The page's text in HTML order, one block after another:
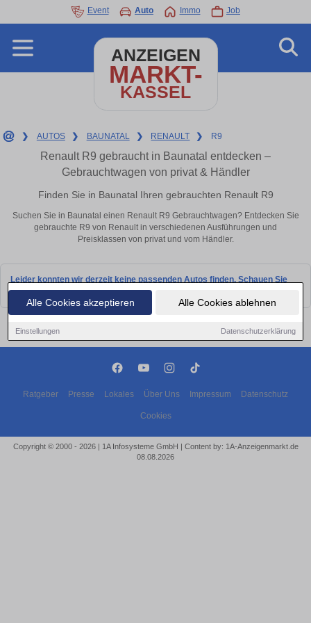
Alle Cookies akzeptieren Alle Cookies ablehnen
Einstellungen Datenschutzerklärung
Event Auto Immo Job
ANZEIGEN
MARKT-
KASSEL
❯ AUTOS ❯ BAUNATAL ❯ RENAULT ❯ R9
Renault R9 gebraucht in Baunatal entdecken –
Gebrauchtwagen von privat & Händler
Finden Sie in Baunatal Ihren gebrauchten Renault R9
Suchen Sie in Baunatal einen Renault R9 Gebrauchtwagen? Entdecken Sie
gebrauchte R9 von Renault in verschiedenen Ausführungen und
Preisklassen von privat und vom Händler.
Leider konnten wir derzeit keine passenden Autos finden. Schauen Sie
bald wieder vorbei!
Ratgeber Presse Lokales Über Uns Impressum Datenschutz
Cookies
Copyright © 2000 - 2026 | 1A Infosysteme GmbH | Content by: 1A-Anzeigenmarkt.de
08.08.2026